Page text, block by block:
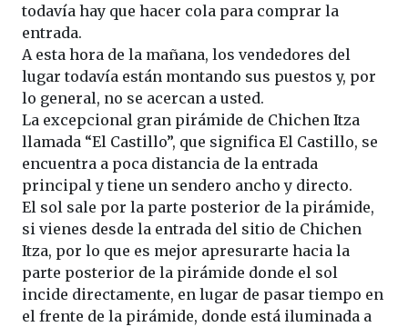
todavía hay que hacer cola para comprar la
entrada.
A esta hora de la mañana, los vendedores del
lugar todavía están montando sus puestos y, por
lo general, no se acercan a usted.
La excepcional gran pirámide de Chichen Itza
llamada “El Castillo”, que significa El Castillo, se
encuentra a poca distancia de la entrada
principal y tiene un sendero ancho y directo.
El sol sale por la parte posterior de la pirámide,
si vienes desde la entrada del sitio de Chichen
Itza, por lo que es mejor apresurarte hacia la
parte posterior de la pirámide donde el sol
incide directamente, en lugar de pasar tiempo en
el frente de la pirámide, donde está iluminada a